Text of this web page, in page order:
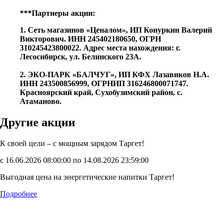
***Партнеры акции:
1. Сеть магазинов «Ценалом», ИП Конуркин Валерий
Викторович. ИНН 245402180650, ОГРН
310245423800022. Адрес места нахождения: г.
Лесосибирск, ул. Белинского 23А.
2. ЭКО-ПАРК «БАЛЧУГ», ИП КФХ Лазавиков Н.А.
ИНН 243500856999, ОГРНИП 316246800071747.
Красноярский край, Сухобузимский район, с.
Атаманово.
Другие акции
К своей цели – с мощным зарядом Таргет!
с 16.06.2026 08:00:00 по 14.08.2026 23:59:00
Выгодная цена на энергетические напитки Таргет!
Подробнее